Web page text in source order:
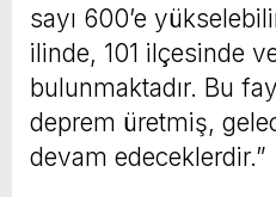
sayı 600’e
ilinde, 101 ilçesinde
bulunmaktadır. Bu
deprem üretmiş,
devam edeceklerdir.”